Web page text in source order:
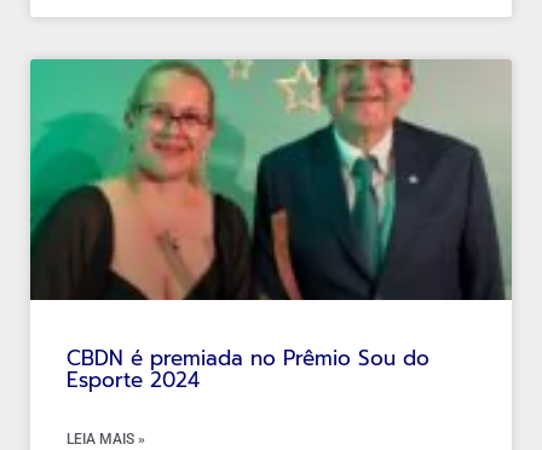
CBDN é premiada no Prêmio Sou do
Esporte 2024
LEIA MAIS »